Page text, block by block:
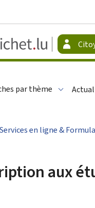
-
par thème
Services en ligne &
aux